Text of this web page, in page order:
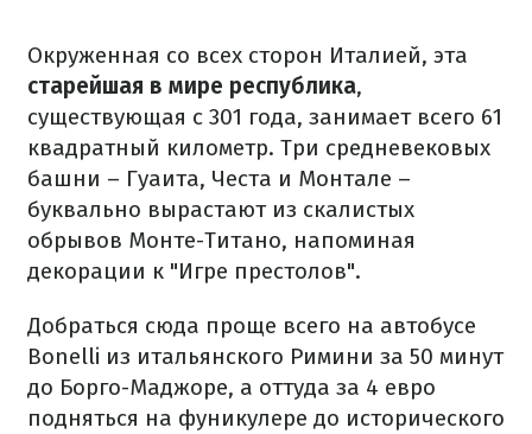
Окруженная со всех сторон Италией, эта
старейшая в мире республика,
существующая с 301 года, занимает всего 61
квадратный километр. Три средневековых
башни – Гуаита, Честа и Монтале –
буквально вырастают из скалистых
обрывов Монте-Титано, напоминая
декорации к "Игре престолов".
Добраться сюда проще всего на автобусе
Bonelli из итальянского Римини за 50 минут
до Борго-Маджоре, а оттуда за 4 евро
подняться на фуникулере до исторического